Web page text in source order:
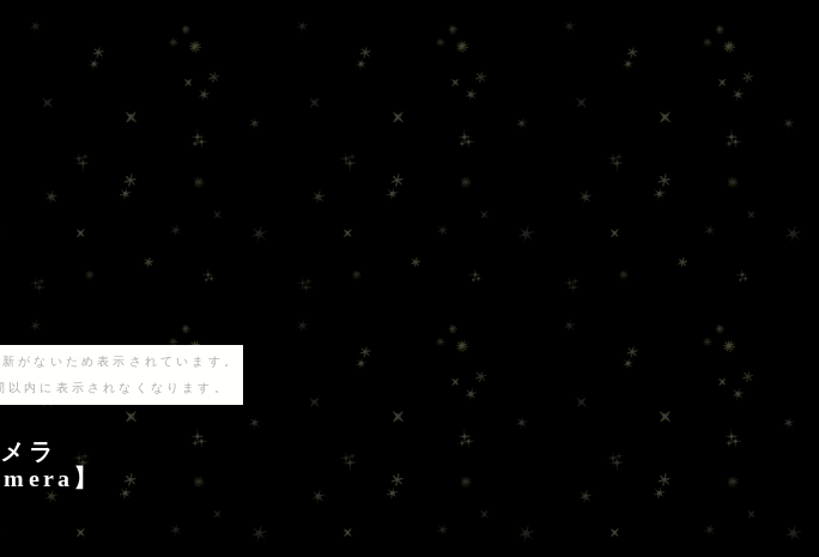
がないため表示されています。
内に表示されなくなります。
ラ
】